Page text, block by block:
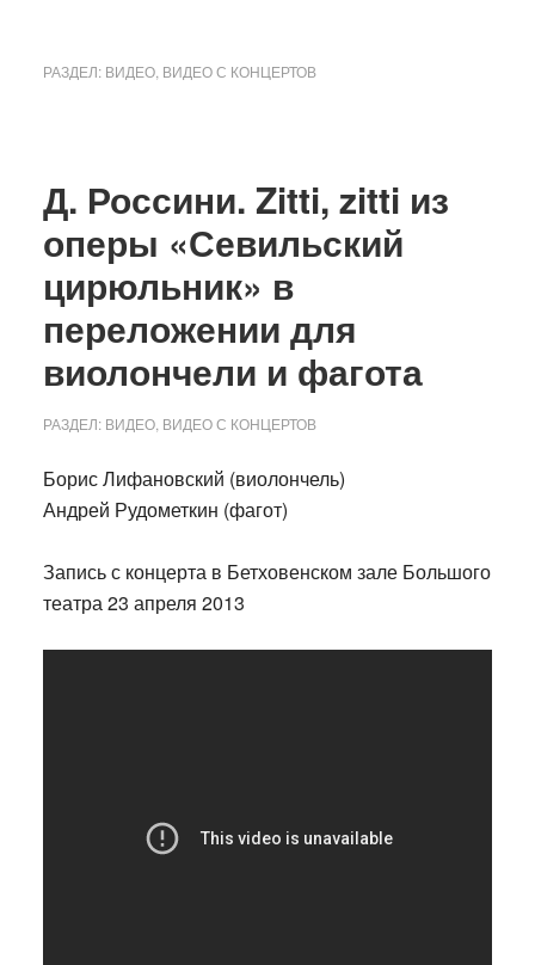
РАЗДЕЛ: ВИДЕО, ВИДЕО С КОНЦЕРТОВ
Д. Россини. Zitti, zitti из
оперы «Севильский
цирюльник» в
переложении для
виолончели и фагота
РАЗДЕЛ: ВИДЕО, ВИДЕО С КОНЦЕРТОВ
Борис Лифановский (виолончель)
Андрей Рудометкин (фагот)
Запись с концерта в Бетховенском зале Большого
театра 23 апреля 2013